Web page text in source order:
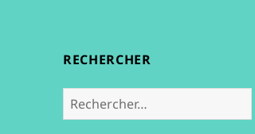
RECHERCHER
Rechercher :